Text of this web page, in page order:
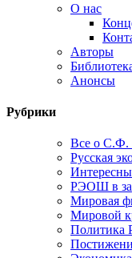
О нас
Авторы
Анонсы
Рубрики
Все о С.Ф.
Русская
РЭОШ в
Мировая
Мировой
Политика